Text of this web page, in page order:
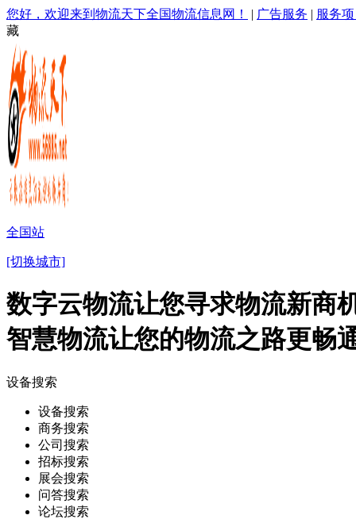
您好，欢迎来到物流天下全国物流信息网！ | 广告服务 | 服务
藏
全国站
[切换城市]
数字云物流让您寻求物流新商
智慧物流让您的物流之路更畅
设备搜索
设备搜索
商务搜索
公司搜索
招标搜索
展会搜索
问答搜索
论坛搜索